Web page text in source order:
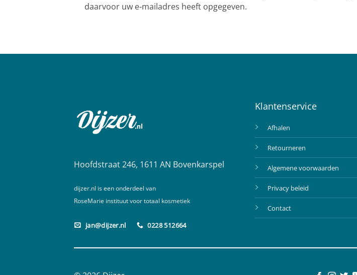
daarvoor uw e-mailadres heeft opgegeven.
Hoofdstraat 246, 1611 AN Bovenkarspel
dijzer.nl is een onderdeel van
RoseMarie instituut voor totaal kosmetiek
jan@dijzer.nl 0228 512664
Klantenservice
Afhalen
Retourneren
Algemene voorwaarden
Privacy beleid
Contact